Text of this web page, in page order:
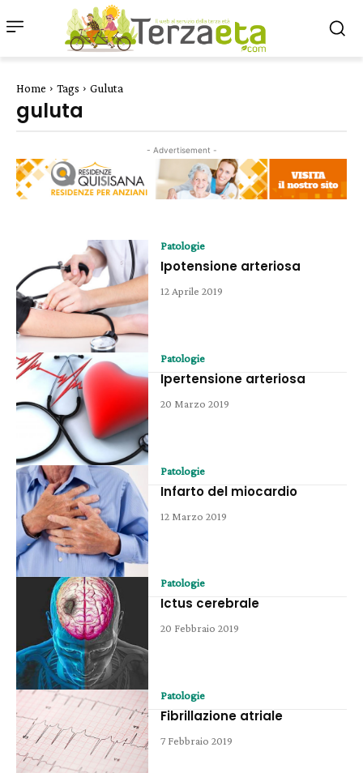
Home Tags Guluta
guluta
- Advertisement -
Patologie
Ipotensione arteriosa
12 Aprile 2019
Patologie
Ipertensione arteriosa
20 Marzo 2019
Patologie
Infarto del miocardio
12 Marzo 2019
Patologie
Ictus cerebrale
20 Febbraio 2019
Patologie
Fibrillazione atriale
7 Febbraio 2019